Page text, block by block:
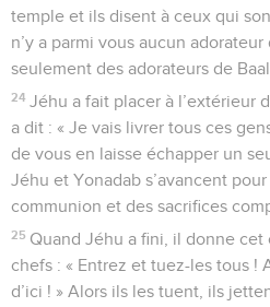
temple et ils disent à ceux qui
n’y a parmi vous aucun adorateur
seulement des adorateurs de
24 Jéhu a fait placer à l’extérieur
a dit : « Je vais livrer tous ces
de vous en laisse échapper un
Jéhu et Yonadab s’avancent
communion et des sacrifices
25 Quand Jéhu a fini, il donne cet
chefs : « Entrez et tuez-les tous !
d’ici ! » Alors ils les tuent, ils